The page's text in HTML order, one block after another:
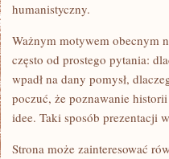
humanistyczny.
Ważnym motywem obecnym
często od prostego pytania:
wpadł na dany pomysł,
poczuć, że poznawanie
idee. Taki sposób prezentacji
Strona może zainteresować